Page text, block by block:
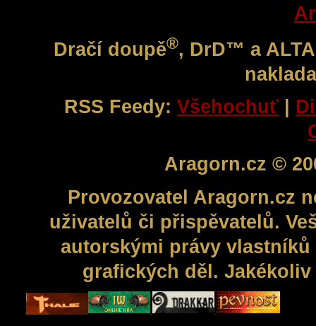
Dračí doupě®, DrD™ a
RSS Feedy: Všehochuť |
Aragorn.cz ©
Provozovatel Aragorn.cz
uživatelů či přispěvatelů.
autorskými právy
grafických děl.